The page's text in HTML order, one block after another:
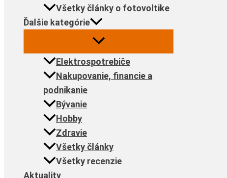
Všetky články o fotovoltike
Ďalšie kategórie
Elektrospotrebiče
Nakupovanie, financie a
podnikanie
Bývanie
Hobby
Zdravie
Všetky články
Všetky recenzie
Aktuality